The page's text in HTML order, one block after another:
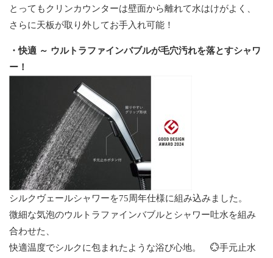
とってもクリンカウンターは壁面から離れて水はけがよく、
さらに天板が取り外してお手入れ可能！
・快適 ～ ウルトラファインバブルが毛穴汚れを落とすシャワ
ー！
シルクヴェールシャワーを75周年仕様に組み込みました。
微細な気泡のウルトラファインバブルとシャワー吐水を組み
合わせた、
快適温度でシルクに包まれたような浴び心地。 💮手元止水